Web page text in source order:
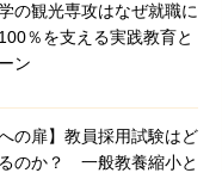
の観光専攻はなぜ就職に
％を支える実践教育と
ン
への扉】教員採用試験はど
のか？ 一般教養縮小と